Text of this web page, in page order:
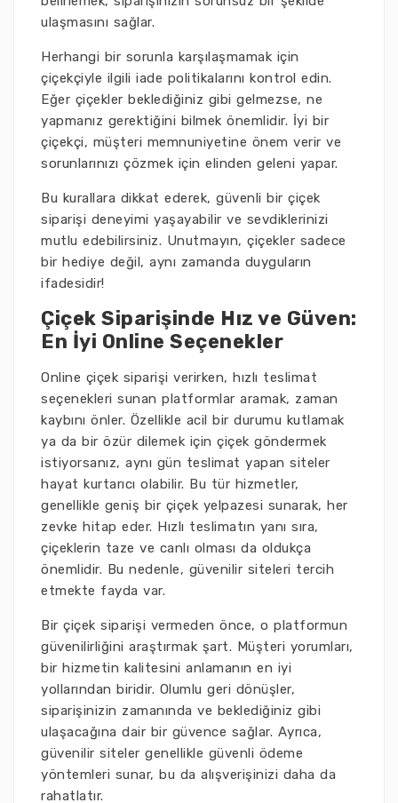
ulaşmasını sağlar.
Herhangi bir sorunla karşılaşmamak için
çiçekçiyle ilgili iade politikalarını kontrol edin.
Eğer çiçekler beklediğiniz gibi gelmezse, ne
yapmanız gerektiğini bilmek önemlidir. İyi bir
çiçekçi, müşteri memnuniyetine önem verir ve
sorunlarınızı çözmek için elinden geleni yapar.
Bu kurallara dikkat ederek, güvenli bir çiçek
siparişi deneyimi yaşayabilir ve sevdiklerinizi
mutlu edebilirsiniz. Unutmayın, çiçekler sadece
bir hediye değil, aynı zamanda duyguların
ifadesidir!
Çiçek Siparişinde Hız ve Güven:
En İyi Online Seçenekler
Online çiçek siparişi verirken, hızlı teslimat
seçenekleri sunan platformlar aramak, zaman
kaybını önler. Özellikle acil bir durumu kutlamak
ya da bir özür dilemek için çiçek göndermek
istiyorsanız, aynı gün teslimat yapan siteler
hayat kurtarıcı olabilir. Bu tür hizmetler,
genellikle geniş bir çiçek yelpazesi sunarak, her
zevke hitap eder. Hızlı teslimatın yanı sıra,
çiçeklerin taze ve canlı olması da oldukça
önemlidir. Bu nedenle, güvenilir siteleri tercih
etmekte fayda var.
Bir çiçek siparişi vermeden önce, o platformun
güvenilirliğini araştırmak şart. Müşteri yorumları,
bir hizmetin kalitesini anlamanın en iyi
yollarından biridir. Olumlu geri dönüşler,
siparişinizin zamanında ve beklediğiniz gibi
ulaşacağına dair bir güvence sağlar. Ayrıca,
güvenilir siteler genellikle güvenli ödeme
yöntemleri sunar, bu da alışverişinizi daha da
rahatlatır.